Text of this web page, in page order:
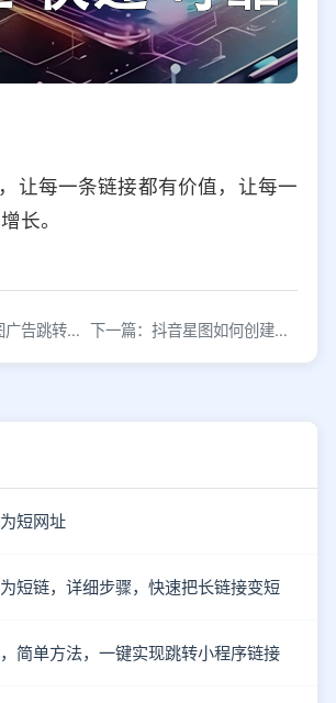
，让每一条链接都有价值，让每一
长。
上一篇：抖音星图广告跳转链接生成工具详解 下一篇：抖音星图如何创建链接及答疑流程说明
短网址
短链，详细步骤，快速把长链接变短
简单方法，一键实现跳转小程序链接